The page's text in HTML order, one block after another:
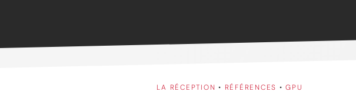
LA RÉCEPTION • RÉFÉRENCES •GPU